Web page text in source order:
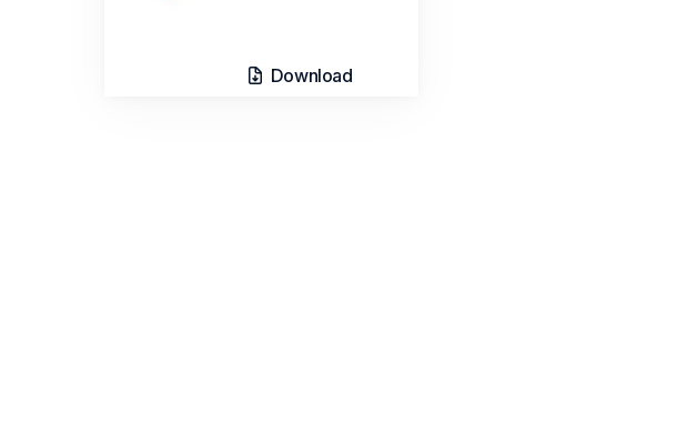
Download